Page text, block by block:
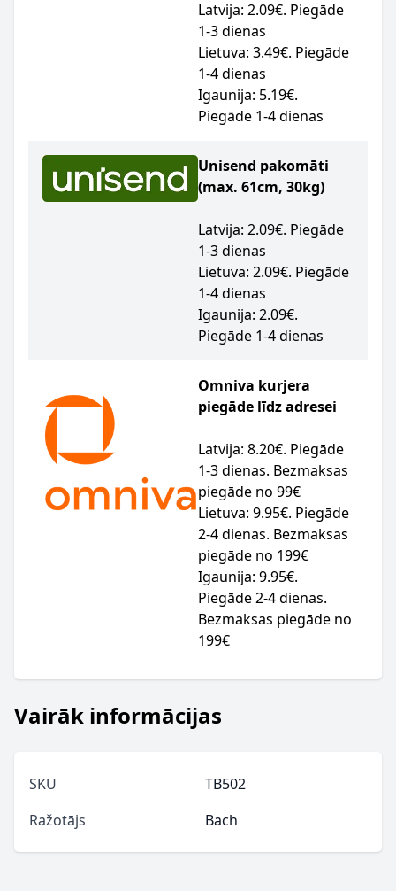
Latvija: 2.09€. Piegāde
1-3 dienas
Lietuva: 3.49€. Piegāde
1-4 dienas
Igaunija: 5.19€.
Piegāde 1-4 dienas
Unisend pakomāti
(max. 61cm, 30kg)
Latvija: 2.09€. Piegāde
1-3 dienas
Lietuva: 2.09€. Piegāde
1-4 dienas
Igaunija: 2.09€.
Piegāde 1-4 dienas
Omniva kurjera
piegāde līdz adresei
Latvija: 8.20€. Piegāde
1-3 dienas. Bezmaksas
piegāde no 99€
Lietuva: 9.95€. Piegāde
2-4 dienas. Bezmaksas
piegāde no 199€
Igaunija: 9.95€.
Piegāde 2-4 dienas.
Bezmaksas piegāde no
199€
Vairāk informācijas
SKU
TB502
Ražotājs
Bach